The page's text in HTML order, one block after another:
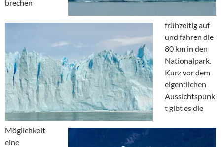
brechen
frühzeitig auf
und fahren die
80 km in den
Nationalpark.
Kurz vor dem
eigentlichen
Aussichtspunk
t gibt es die
Möglichkeit
eine